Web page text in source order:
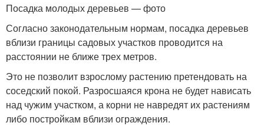
Посадка молодых деревьев — фото
Согласно законодательным нормам, посадка деревьев
вблизи границы садовых участков проводится на
расстоянии не ближе трех метров.
Это не позволит взрослому растению претендовать на
соседский покой. Разросшаяся крона не будет нависать
над чужим участком, а корни не навредят их растениям
либо постройкам вблизи ограждения.